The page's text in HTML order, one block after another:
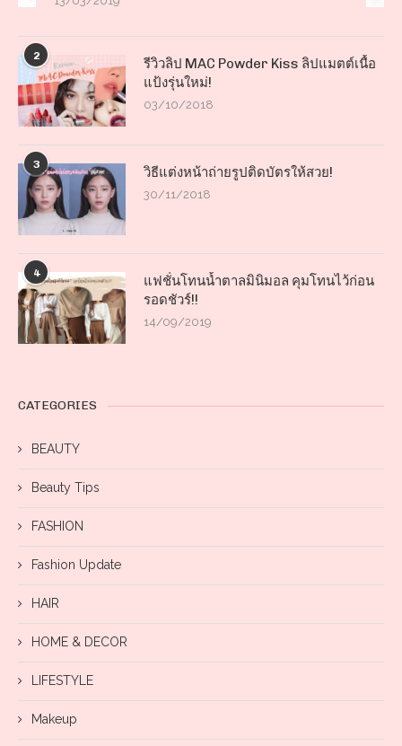
2
รีวิวลิป MAC Powder Kiss ลิปแมตต์เนื้อ
แป้งรุ่นใหม่!
03/10/2018
3 วิธีแต่งหน้าถ่ายรูปติดบัตรให้สวย!
30/11/2018
4
แฟชั่นโทนน้ำตาลมินิมอล คุมโทนไว้ก่อน
รอดชัวร์!!
14/09/2019
CATEGORIES
BEAUTY
Beauty Tips
FASHION
Fashion Update
HAIR
HOME & DECOR
LIFESTYLE
Makeup